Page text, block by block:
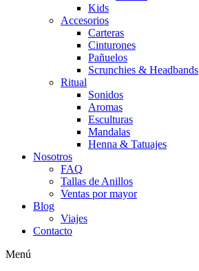
Kids
Accesorios
Carteras
Cinturones
Pañuelos
Scrunchies & Headbands
Ritual
Sonidos
Aromas
Esculturas
Mandalas
Henna & Tatuajes
Nosotros
FAQ
Tallas de Anillos
Ventas por mayor
Blog
Viajes
Contacto
Menú